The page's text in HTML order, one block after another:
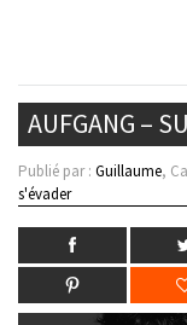
AUFGANG –
Publié par : Guillaume,
s'évader